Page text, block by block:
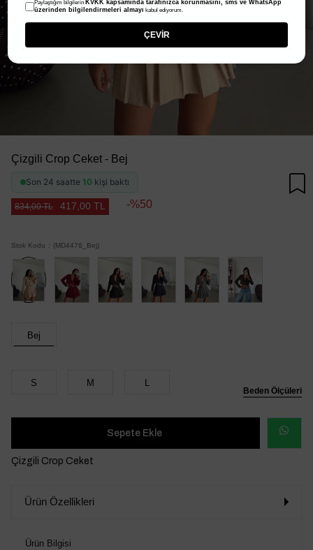
Çizgili Crop Ceket - Bej
Son 24 saatte 10 kişi baktı
834,00 TL 417,00 TL 50
Stok Kodu (MD4476_Bej)
Beden Ölçüleri
Bej
S M L
VER
Çizgili Crop Ceket
Ürün Özellikleri
Ürün Bilgisi
Paylaştığım bilgilerin KVKK kapsamında tarafınızca korunmasını, sms ve WhatsApp
üzerinden bilgilendirmeleri almayı kabul ediyorum.
ÇEVİR